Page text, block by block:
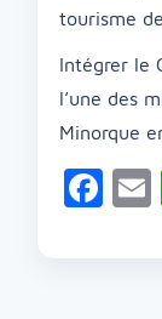
tourisme
Intégrer le
l’une des
Minorque